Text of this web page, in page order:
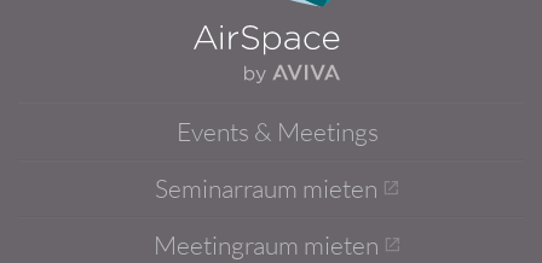
Events & Meetings
Seminarraum mieten
Meetingraum mieten